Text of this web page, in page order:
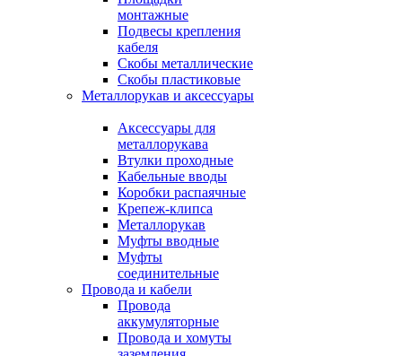
монтажные
Подвесы крепления
кабеля
Скобы металлические
Скобы пластиковые
Металлорукав и аксессуары
Аксессуары для
металлорукава
Втулки проходные
Кабельные вводы
Коробки распаячные
Крепеж-клипса
Металлорукав
Муфты вводные
Муфты
соединительные
Провода и кабели
Провода
аккумуляторные
Провода и хомуты